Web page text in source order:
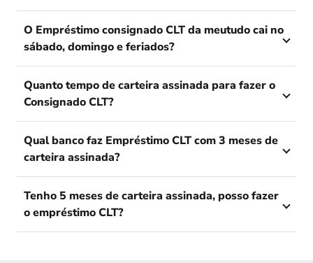
O Empréstimo consignado CLT da meutudo cai no
sábado, domingo e feriados?
Quanto tempo de carteira assinada para fazer o
Consignado CLT?
Qual banco faz Empréstimo CLT com 3 meses de
carteira assinada?
Tenho 5 meses de carteira assinada, posso fazer
o empréstimo CLT?